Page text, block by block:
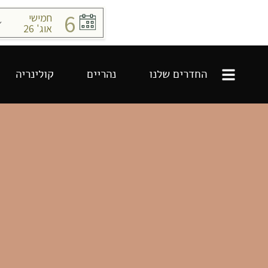
החדרים שלנו נהריים קולינריה